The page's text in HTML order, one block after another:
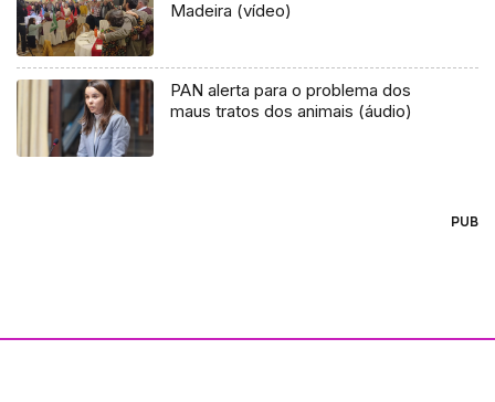
Madeira (vídeo)
PAN alerta para o problema dos
maus tratos dos animais (áudio)
PUB